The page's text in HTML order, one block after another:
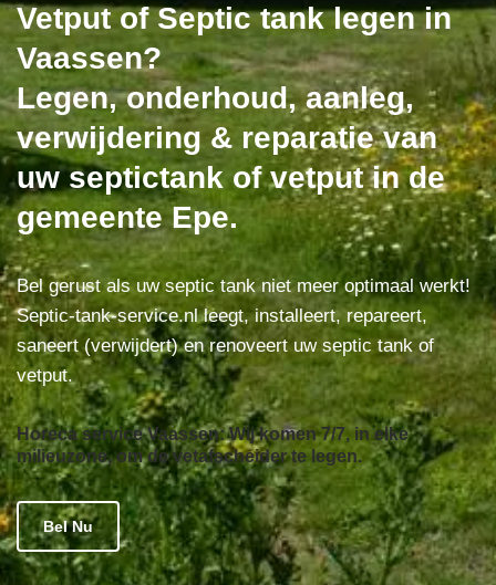
Vetput of Septic tank legen in
Vaassen?
Legen, onderhoud, aanleg,
verwijdering & reparatie van
uw septictank of vetput in de
gemeente Epe.
Bel gerust als uw septic tank niet meer optimaal werkt!
Septic-tank-service.nl leegt, installeert, repareert,
saneert (verwijdert) en renoveert uw septic tank of
vetput.
Horeca service Vaassen: Wij komen 7/7, in elke
milieuzone, om de vetafscheider te legen.
Bel Nu